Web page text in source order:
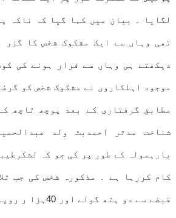
لگایا ۔ بیان میں کہا گیا کہ ناکہ
تھی وہاں سے ایک مشکوک شخص کا گزر
دیکھتے ہی وہاں سے فرار ہونے کی
موجود اہلکاروں نے مشکوک شخص کو
مطابق گرفتاری کے بعد پوچھ تاچھ
شناخت مدثر احمدبٹ ولد
بارہمولہ کے طور پر کی جو کہ
کام کررہا ہے ۔ مذکورہ شخص کی جب
قبضے سے دو ہتھ